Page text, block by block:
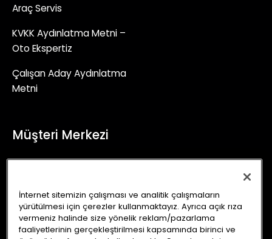
Araç Servis
KVKK Aydınlatma Metni –
Oto Ekspertiz
Çalışan Aday Aydınlatma
Metni
Müşteri Merkezi
İletişim Formu
info@autoking.com.tr
İnternet sitemizin çalışması ve analitik çalışmaların
yürütülmesi için çerezler kullanmaktayız. Ayrıca açık rıza
vermeniz halinde size yönelik reklam/pazarlama
faaliyetlerinin gerçekleştirilmesi kapsamında birinci ve